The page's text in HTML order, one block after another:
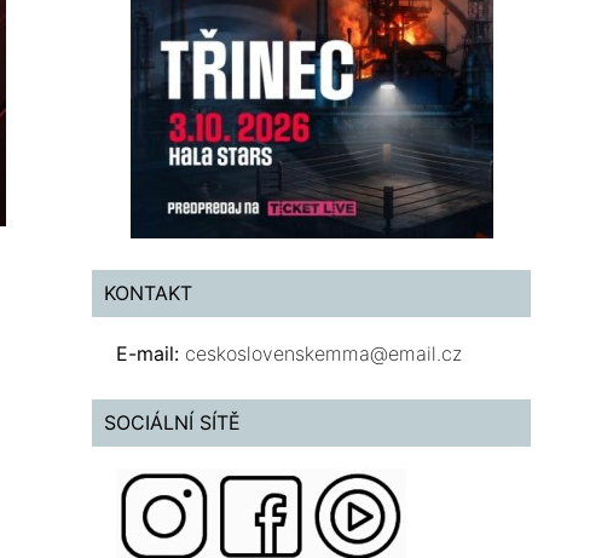
KONTAKT
E-mail: ceskoslovenskemma@email.cz
SOCIÁLNÍ SÍTĚ